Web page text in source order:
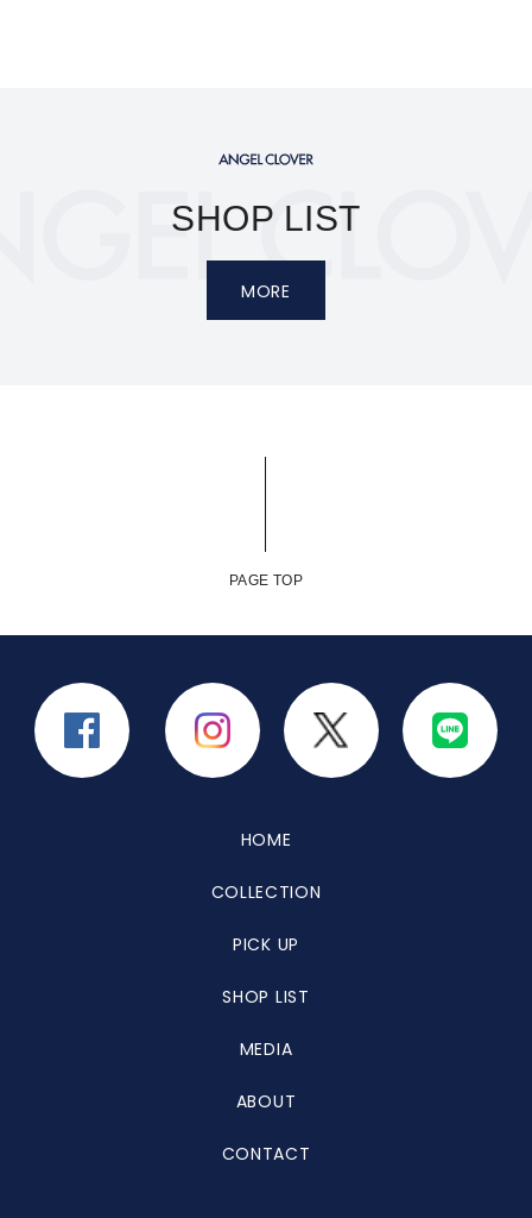
SHOP LIST
MORE
PAGE TOP
HOME
COLLECTION
PICK UP
SHOP LIST
MEDIA
ABOUT
CONTACT